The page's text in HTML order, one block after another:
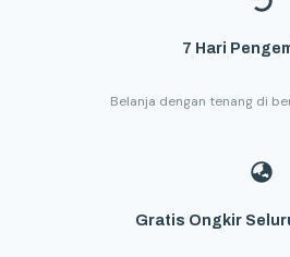
7 Hari
Belanja dengan tenang di
Gratis Ongkir